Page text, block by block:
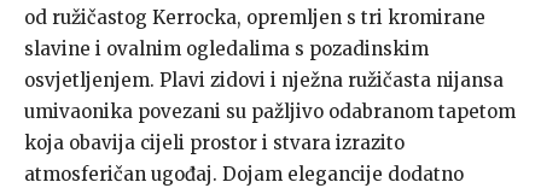
od ružičastog Kerrocka, opremljen s tri kromirane
slavine i ovalnim ogledalima s pozadinskim
osvjetljenjem. Plavi zidovi i nježna ružičasta nijansa
umivaonika povezani su pažljivo odabranom tapetom
koja obavija cijeli prostor i stvara izrazito
atmosferičan ugođaj. Dojam elegancije dodatno